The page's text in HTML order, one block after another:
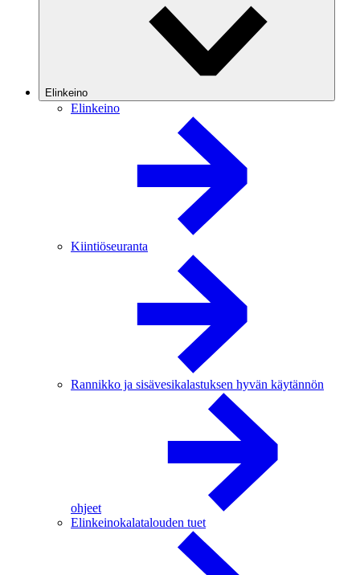
Elinkeino
Elinkeino
Kiintiöseuranta
Rannikko ja sisävesikalastuksen hyvän käytännön
ohjeet
Elinkeinokalatalouden tuet